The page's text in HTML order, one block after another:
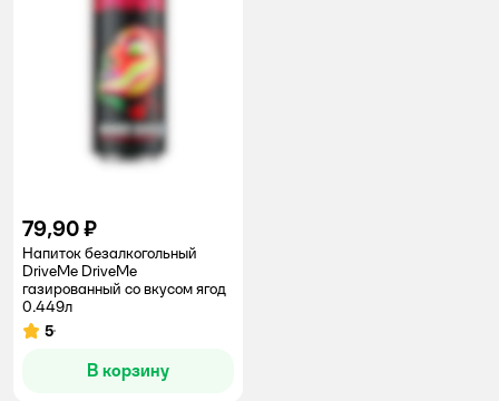
79,90 ₽
Напиток безалкогольный
DriveMe DriveMe
газированный со вкусом ягод
0.449л
Рейтинг:
5
В корзину